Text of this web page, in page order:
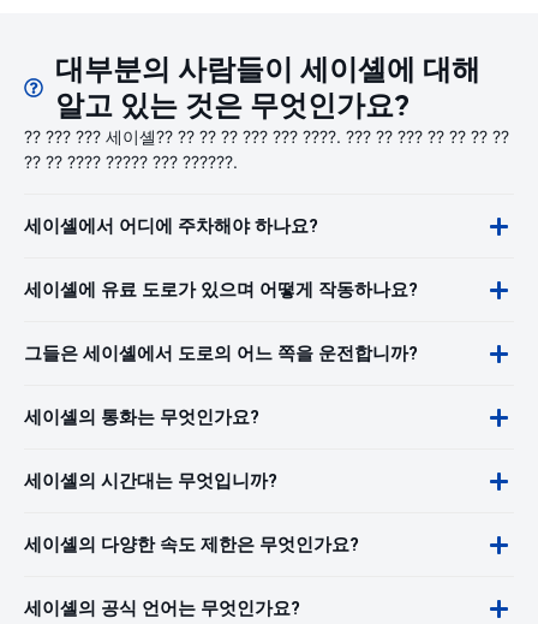
대부분의 사람들이 세이셸에 대해
알고 있는 것은 무엇인가요?
?? ??? ??? 세이셸?? ?? ?? ?? ??? ??? ????. ??? ?? ??? ?? ?? ?? ??
?? ?? ???? ????? ??? ??????.
세이셸에서 어디에 주차해야 하나요?
세이셸에 유료 도로가 있으며 어떻게 작동하나요?
그들은 세이셸에서 도로의 어느 쪽을 운전합니까?
세이셸의 통화는 무엇인가요?
세이셸의 시간대는 무엇입니까?
세이셸의 다양한 속도 제한은 무엇인가요?
세이셸의 공식 언어는 무엇인가요?